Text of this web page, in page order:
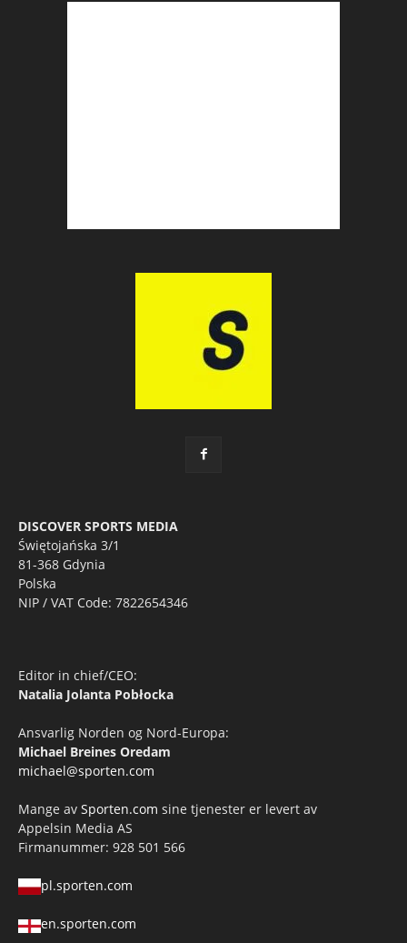
DISCOVER SPORTS MEDIA
Świętojańska 3/1
81-368 Gdynia
Polska
NIP / VAT Code: 7822654346
Editor in chief/CEO:
Natalia Jolanta Pobłocka
Ansvarlig Norden og Nord-Europa:
Michael Breines Oredam
michael@sporten.com
Mange av Sporten.com sine tjenester er levert av
Appelsin Media AS
Firmanummer: 928 501 566
pl.sporten.com
en.sporten.com